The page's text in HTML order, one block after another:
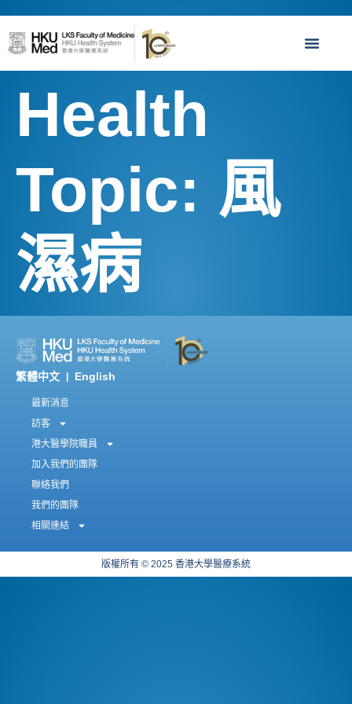
Health
Topic: 風
濕病
繁體中文 English
最新消息
訪客
港大醫學院職員
加入我們的團隊
聯絡我們
我們的團隊
相關連結
版權所有 © 2025 香港大學醫療系統